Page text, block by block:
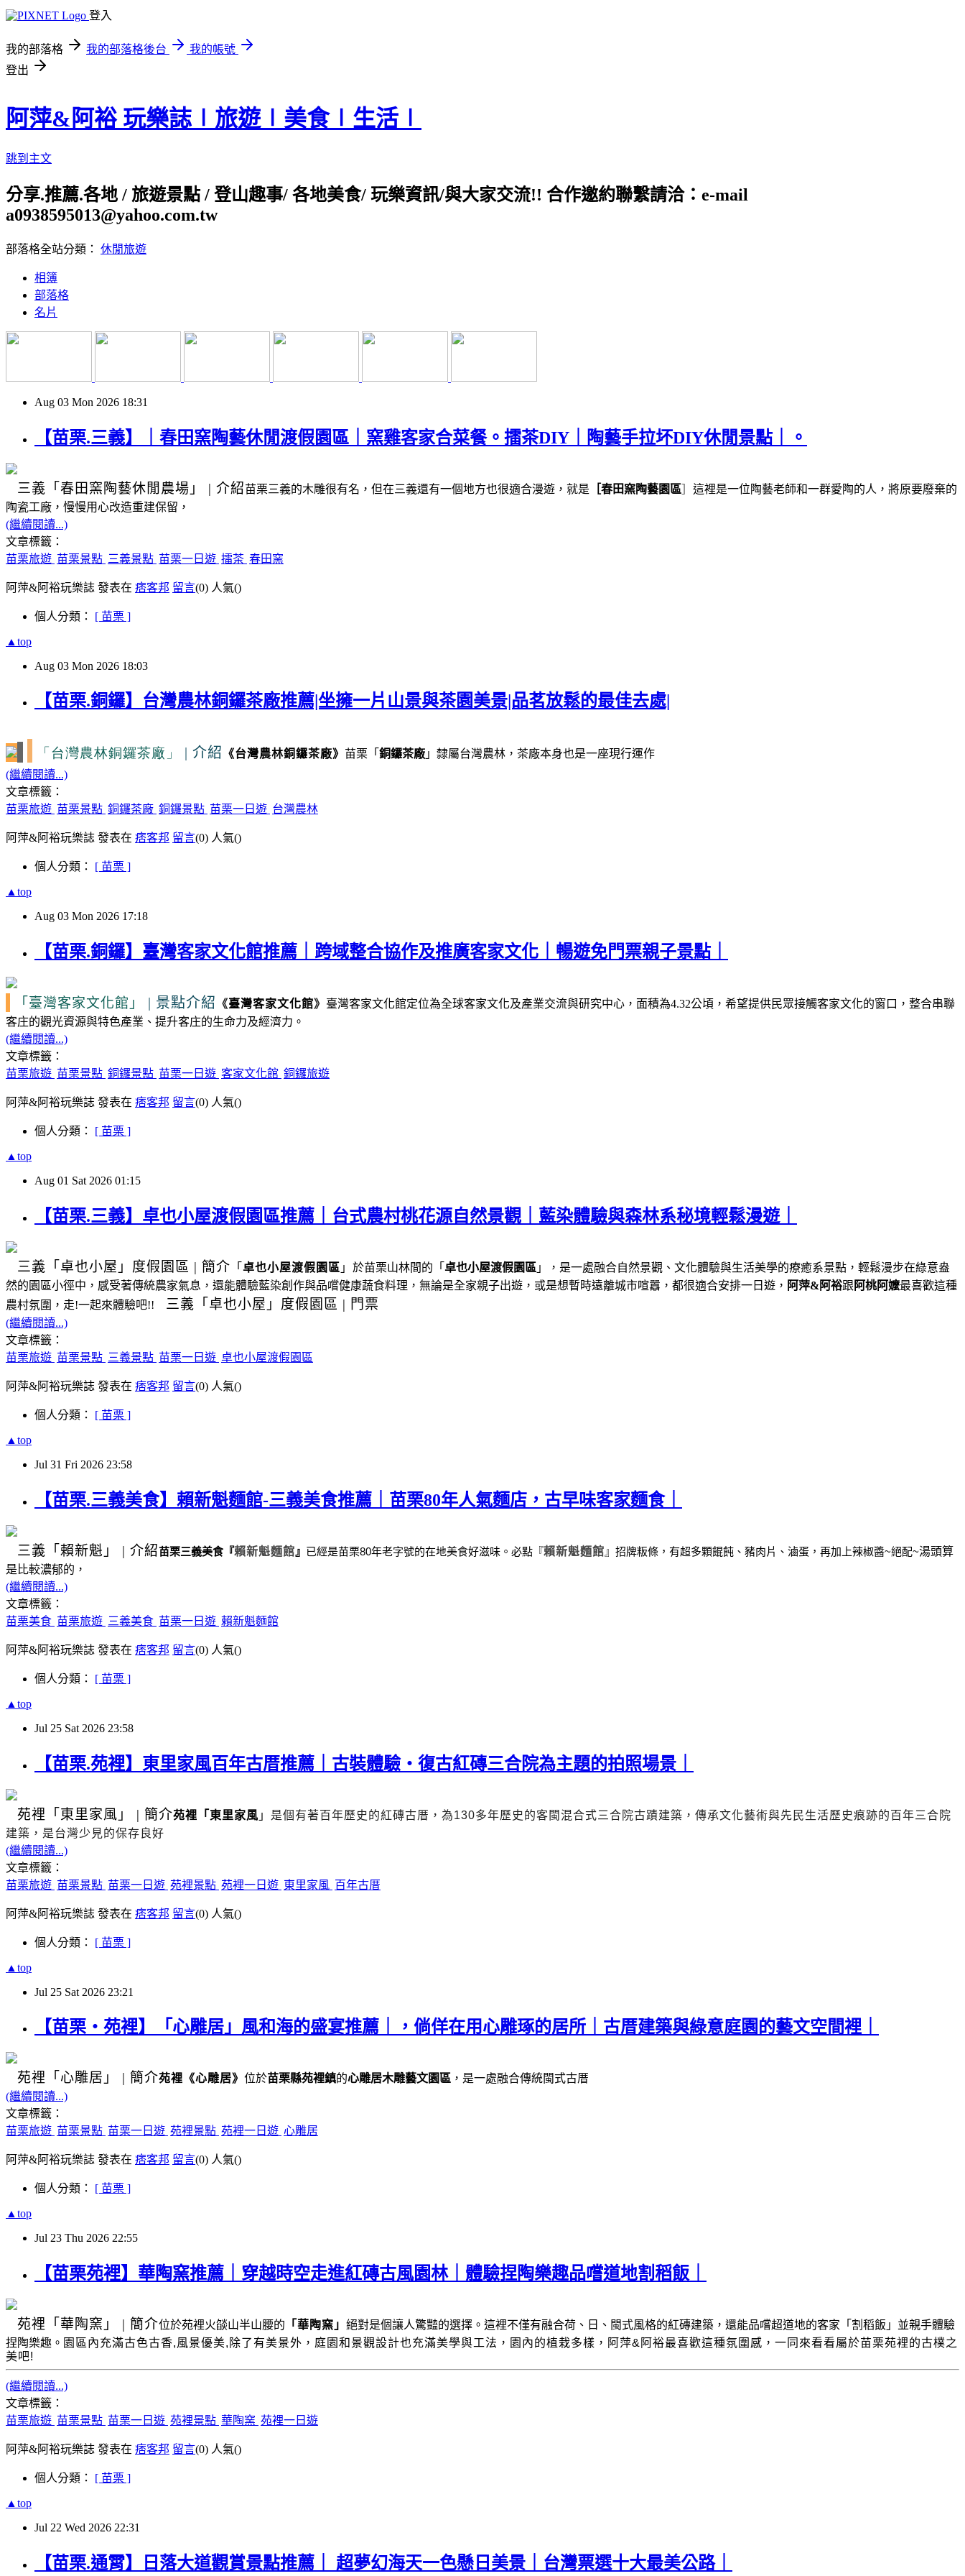
登入
我的部落格 我的部落格後台
我的帳號
登出
阿萍&阿裕 玩樂誌∣旅遊∣美食∣生活∣
跳到主文
分享.推薦.各地 / 旅遊景點 / 登山趣事/ 各地美食/ 玩樂資訊/與大家交流!! 合作邀約聯繫請洽：e-mail
a0938595013@yahoo.com.tw
部落格全站分類： 休閒旅遊
相簿
部落格
名片
Aug 03 Mon 2026 18:31
【苗栗.三義】｜春田窯陶藝休閒渡假園區｜窯雞客家合菜餐。擂茶DIY｜陶藝手拉坏DIY休閒景點｜。
三義 「春田窯陶藝休閒農場」 | 介紹苗栗三義的木雕很有名，但在三義還有一個地方也很適合漫遊，就是 ［春田窯陶藝園區
這裡是一位陶藝老師和一群愛陶的人，將原要廢棄的
陶瓷工廠，慢慢用心改造重建保留，
(繼續閱讀...)
文章標籤：
苗栗旅遊 苗栗景點 三義景點 苗栗一日遊 擂茶 春田窯
阿萍&阿裕玩樂誌 發表在 痞客邦 留言(0) 人氣()
個人分類： [ 苗栗 ]
▲top
Aug 03 Mon 2026 18:03
【苗栗.銅鑼】台灣農林銅鑼茶廠推薦|坐擁一片山景與茶園美景|品茗放鬆的最佳去處|
「台灣農林銅鑼茶廠」 | 介紹 《台灣農林銅鑼茶廠》 苗栗「 銅鑼茶廠 」隸屬台灣農林，茶廠本身也是一座現行運作
(繼續閱讀...)
文章標籤：
苗栗旅遊 苗栗景點 銅鑼茶廠 銅鑼景點 苗栗一日遊 台灣農林
阿萍&阿裕玩樂誌 發表在 痞客邦 留言(0) 人氣()
個人分類： [ 苗栗 ]
▲top
Aug 03 Mon 2026 17:18
【苗栗.銅鑼】臺灣客家文化館推薦｜跨域整合協作及推廣客家文化｜暢遊免門票親子景點｜
「臺灣客家文化館」 | 景點介紹 《臺灣客家文化館》 臺灣客家文化館定位為全球客家文化及產業交流與研究中心， 面積為4.32公頃，希望提供民眾接觸客家文化的窗口，整合串聯
客庄的觀光資源與特色產業、提升客庄的生命力及經濟力。
(繼續閱讀...)
文章標籤：
苗栗旅遊 苗栗景點 銅鑼景點 苗栗一日遊 客家文化館 銅鑼旅遊
阿萍&阿裕玩樂誌 發表在 痞客邦 留言(0) 人氣()
個人分類： [ 苗栗 ]
▲top
Aug 01 Sat 2026 01:15
【苗栗.三義】卓也小屋渡假園區推薦｜台式農村桃花源自然景觀｜藍染體驗與森林系秘境輕鬆漫遊｜
三義 「卓也小屋」度假園區 | 簡介 「 卓也小屋渡假園區 」 於苗栗山林間的「 卓也小屋渡假園區 」，是一處融合自然景觀、文化體驗與生活美學的療癒系景點，輕鬆漫步在綠意盎
然的園區小徑中，感受著傳統農家氣息，還能體驗藍染創作與品嚐健康蔬食料理， 無論是全家親子出遊，或是想暫時遠離城市喧囂，都很適合安排一日遊， 阿萍&阿裕跟 阿桃阿嬤最喜歡這種
農村氛圍，走!一起來體驗吧!!
三義 「卓也小屋」度假園區 | 門票
(繼續閱讀...)
文章標籤：
苗栗旅遊 苗栗景點 三義景點 苗栗一日遊 卓也小屋渡假園區
阿萍&阿裕玩樂誌 發表在 痞客邦 留言(0) 人氣()
個人分類： [ 苗栗 ]
▲top
Jul 31 Fri 2026 23:58
【苗栗.三義美食】賴新魁麵館-三義美食推薦｜苗栗80年人氣麵店，古早味客家麵食｜
三義 「賴新魁」 | 介紹苗栗三義美食 『賴新魁麵館』 已經是苗栗80年老字號的在地美食好滋味。 必點 『賴新魁麵館 』 招牌粄條， 有超多顆餛飩、豬肉片、滷蛋，再加上辣椒醬~絕配~湯頭算
是比較濃郁的，
(繼續閱讀...)
文章標籤：
苗栗美食 苗栗旅遊 三義美食 苗栗一日遊 賴新魁麵館
阿萍&阿裕玩樂誌 發表在 痞客邦 留言(0) 人氣()
個人分類： [ 苗栗 ]
▲top
Jul 25 Sat 2026 23:58
【苗栗.苑裡】東里家風百年古厝推薦｜古裝體驗・復古紅磚三合院為主題的拍照場景｜
苑裡 「東里家風」 | 簡介苑裡「東里家風 」 是個有著百年歷史的紅磚古厝，為130多年歷史的客閩混合式三合院古蹟建築，傳承文化藝術與先民生活歷史痕跡的百年三合院
建築，是台灣少見的保存良好
(繼續閱讀...)
文章標籤：
苗栗旅遊 苗栗景點 苗栗一日遊 苑裡景點 苑裡一日遊 東里家風 百年古厝
阿萍&阿裕玩樂誌 發表在 痞客邦 留言(0) 人氣()
個人分類： [ 苗栗 ]
▲top
Jul 25 Sat 2026 23:21
【苗栗・苑裡】「心雕居」風和海的盛宴推薦｜，倘佯在用心雕琢的居所｜古厝建築與綠意庭園的藝文空間裡｜
苑裡 「心雕居」 | 簡介苑裡 《心雕居》 位於苗栗縣苑裡鎮的心雕居木雕藝文園區 ，是一處融合傳統閩式古厝
(繼續閱讀...)
文章標籤：
苗栗旅遊 苗栗景點 苗栗一日遊 苑裡景點 苑裡一日遊 心雕居
阿萍&阿裕玩樂誌 發表在 痞客邦 留言(0) 人氣()
個人分類： [ 苗栗 ]
▲top
Jul 23 Thu 2026 22:55
【苗栗苑裡】華陶窯推薦｜穿越時空走進紅磚古風園林｜體驗捏陶樂趣品嚐道地割稻飯｜
苑裡 「華陶窯」 | 簡介位於苑裡火燄山半山腰的 「華陶窯」 絕對是個讓人驚豔的選擇。這裡不僅有融合荷、日、閩式風格的紅磚建築，還能品嚐超道地的客家「割稻飯」並親手體驗
捏陶樂趣。 園區內充滿古色古香,風景優美, 除了有美景外，庭園和景觀設計也充滿美學與工法，園內的植栽多樣，阿萍&阿裕最喜歡這種氛圍感，一同來看看屬於苗栗苑裡的古樸之
美吧!
(繼續閱讀...)
文章標籤：
苗栗旅遊 苗栗景點 苗栗一日遊 苑裡景點 華陶窯 苑裡一日遊
阿萍&阿裕玩樂誌 發表在 痞客邦 留言(0) 人氣()
個人分類： [ 苗栗 ]
▲top
Jul 22 Wed 2026 22:31
【苗栗.通霄】日落大道觀賞景點推薦｜ 超夢幻海天一色懸日美景｜台灣票選十大最美公路｜